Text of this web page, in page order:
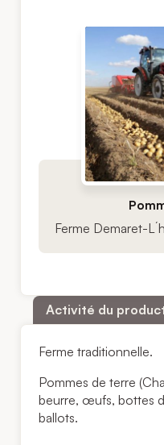
Ferme Demaret-
Activité du
Ferme traditionnelle.
Pommes de terre
beurre, œufs, bottes
ballots.